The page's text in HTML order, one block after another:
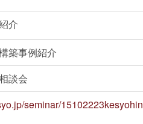
介
築事例紹介
談会
seminar/